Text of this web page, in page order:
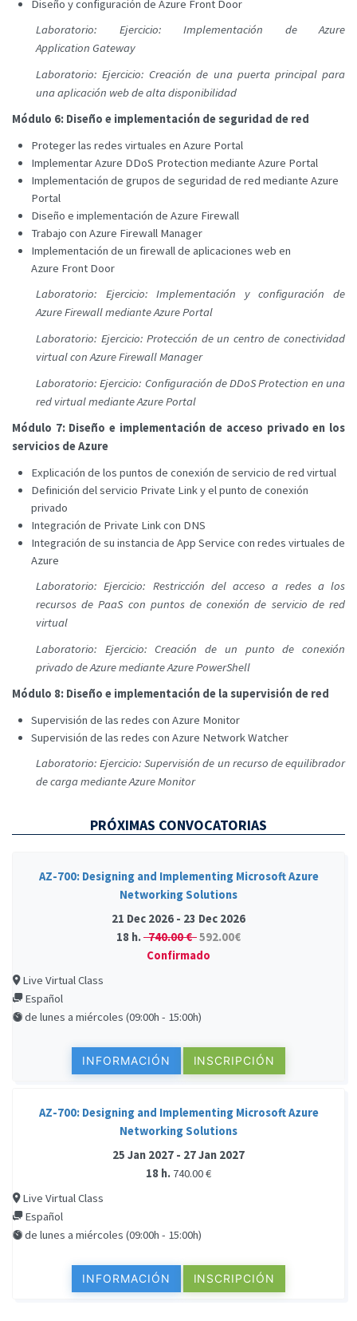
Diseño y configuración de Azure Front Door
Laboratorio: Ejercicio: Implementación de Azure
Application Gateway
Laboratorio: Ejercicio: Creación de una puerta principal para
una aplicación web de alta disponibilidad
Módulo 6: Diseño e implementación de seguridad de red
Proteger las redes virtuales en Azure Portal
Implementar Azure DDoS Protection mediante Azure Portal
Implementación de grupos de seguridad de red mediante Azure
Portal
Diseño e implementación de Azure Firewall
Trabajo con Azure Firewall Manager
Implementación de un firewall de aplicaciones web en
Azure Front Door
Laboratorio: Ejercicio: Implementación y configuración de
Azure Firewall mediante Azure Portal
Laboratorio: Ejercicio: Protección de un centro de conectividad
virtual con Azure Firewall Manager
Laboratorio: Ejercicio: Configuración de DDoS Protection en una
red virtual mediante Azure Portal
Módulo 7: Diseño e implementación de acceso privado en los
servicios de Azure
Explicación de los puntos de conexión de servicio de red virtual
Definición del servicio Private Link y el punto de conexión
privado
Integración de Private Link con DNS
Integración de su instancia de App Service con redes virtuales de
Azure
Laboratorio: Ejercicio: Restricción del acceso a redes a los
recursos de PaaS con puntos de conexión de servicio de red
virtual
Laboratorio: Ejercicio: Creación de un punto de conexión
privado de Azure mediante Azure PowerShell
Módulo 8: Diseño e implementación de la supervisión de red
Supervisión de las redes con Azure Monitor
Supervisión de las redes con Azure Network Watcher
Laboratorio: Ejercicio: Supervisión de un recurso de equilibrador
de carga mediante Azure Monitor
PRÓXIMAS CONVOCATORIAS
AZ-700: Designing and Implementing Microsoft Azure
Networking Solutions
21 Dec 2026 - 23 Dec 2026
18 h.740.00 €592.00€
Confirmado
Live Virtual Class
Español
de lunes a miércoles (09:00h - 15:00h)
INFORMACIÓN INSCRIPCIÓN
AZ-700: Designing and Implementing Microsoft Azure
Networking Solutions
25 Jan 2027 - 27 Jan 2027
18 h. 740.00 €
Live Virtual Class
Español
de lunes a miércoles (09:00h - 15:00h)
INFORMACIÓN INSCRIPCIÓN